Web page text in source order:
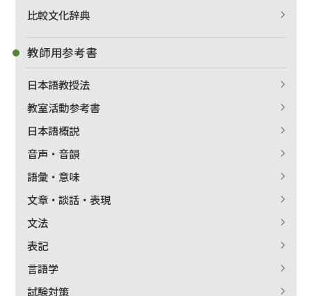
比較文化辞典
教師用参考書
日本語教授法
教室活動参考書
日本語概説
音声・音韻
語彙・意味
文章・談話・表現
文法
表記
言語学
試験対策